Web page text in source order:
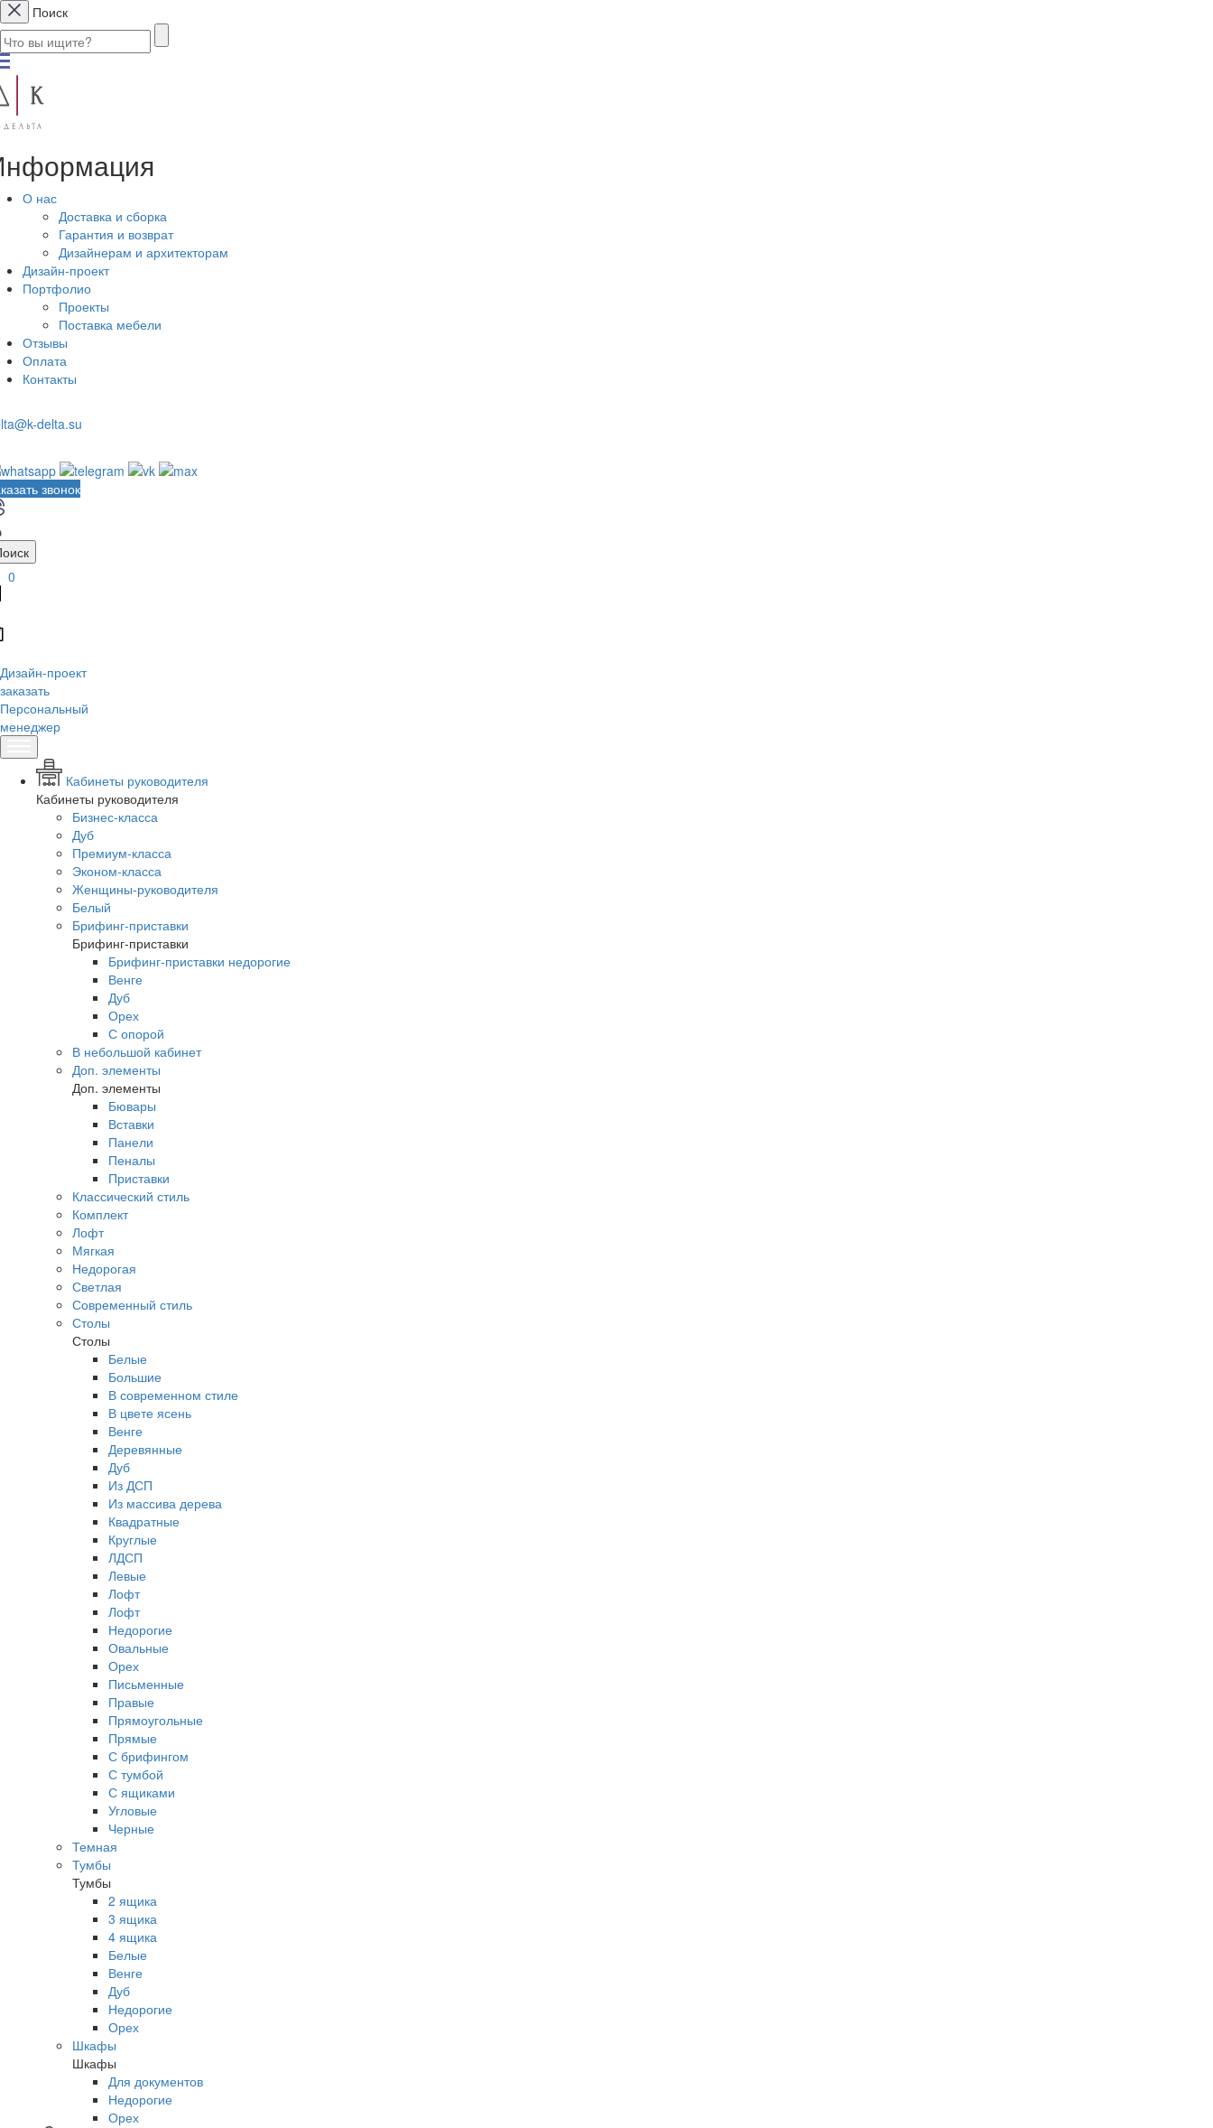
Поиск
О нас
Доставка и сборка
Гарантия и возврат
Дизайнерам и архитекторам
Дизайн-проект
Портфолио
Проекты
Поставка мебели
Отзывы
Оплата
Контакты
delta.su
звонок
0
Дизайн-проект
заказать
Персональный
менеджер
Кабинеты руководителя
Кабинеты руководителя
Бизнес-класса
Дуб
Премиум-класса
Эконом-класса
Женщины-руководителя
Белый
Брифинг-приставки
Брифинг-приставки
Брифинг-приставки недорогие
Венге
Дуб
Орех
С опорой
В небольшой кабинет
Доп. элементы
Доп. элементы
Бювары
Вставки
Панели
Пеналы
Приставки
Классический стиль
Комплект
Лофт
Мягкая
Недорогая
Светлая
Современный стиль
Столы
Столы
Белые
Большие
В современном стиле
В цвете ясень
Венге
Деревянные
Дуб
Из ДСП
Из массива дерева
Квадратные
Круглые
ЛДСП
Левые
Лофт
Лофт
Недорогие
Овальные
Орех
Письменные
Правые
Прямоугольные
Прямые
С брифингом
С тумбой
С ящиками
Угловые
Черные
Темная
Тумбы
Тумбы
2 ящика
3 ящика
4 ящика
Белые
Венге
Дуб
Недорогие
Орех
Шкафы
Шкафы
Для документов
Недорогие
Орех